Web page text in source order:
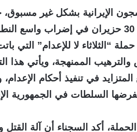
الإيرانية بشكل غير
السجناء في 57 سجناً إيرانياً اليوم الثلاثاء 30 حزيران في إضراب
وذلك تزامناً مع الأسبوع 127 من حملة “الثلاثاء لا للإعدام”
الممنهجة، ويأتي هذا
في تنفيذ أحكام الإعدام،
تفرضها السلطات في الجمهورية
أكد السجناء أن آلة القتل